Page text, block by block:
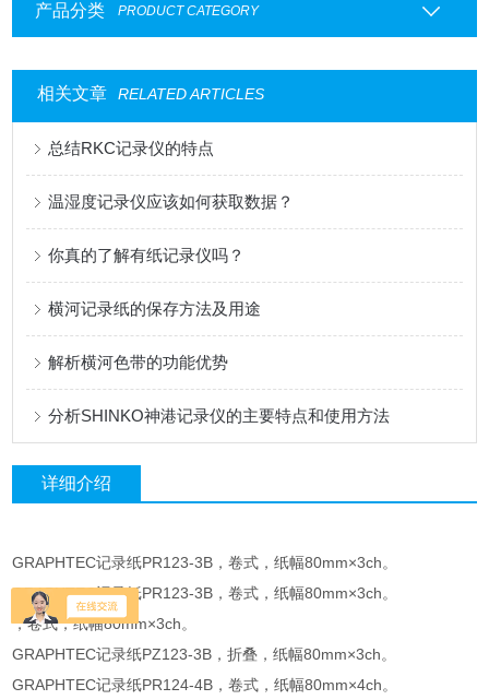
产品分类 PRODUCT CATEGORY
相关文章 RELATED ARTICLES
总结RKC记录仪的特点
温湿度记录仪应该如何获取数据？
你真的了解有纸记录仪吗？
横河记录纸的保存方法及用途
解析横河色带的功能优势
分析SHINKO神港记录仪的主要特点和使用方法
详细介绍
GRAPHTEC记录纸PR123-3B，卷式，纸幅80mm×3ch。
GRAPHTEC记录纸PR123-3B，卷式，纸幅80mm×3ch。
，卷式，纸幅80mm×3ch。
GRAPHTEC记录纸PZ123-3B，折叠，纸幅80mm×3ch。
GRAPHTEC记录纸PR124-4B，卷式，纸幅80mm×4ch。